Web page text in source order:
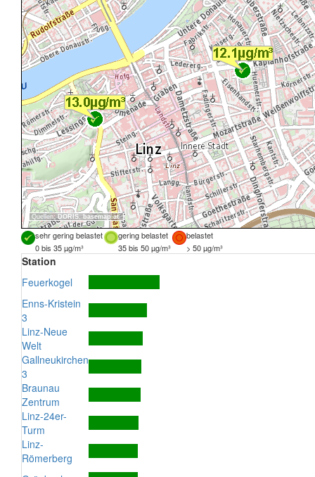
Quellen:DORIS, basemap.at
sehr gering belastet gering belastet
belastet
0 bis 35 µg/m³
35 bis 50 µg/m³ > 50 µg/m³
Station
Feuerkogel
Enns-Kristein
3
Linz-Neue
Welt
Gallneukirchen
3
Braunau
Zentrum
Linz-24er-
Turm
Linz-
Römerberg